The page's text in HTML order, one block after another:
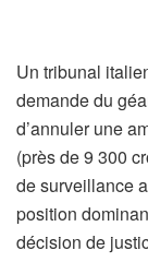
Un tribunal
demande du
d’annuler une
(près de 9 300
de surveillance
position
décision de